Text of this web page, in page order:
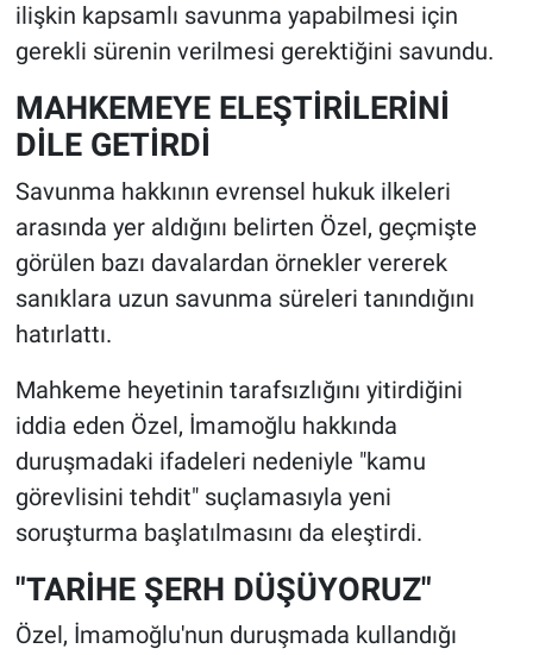
ilişkin kapsamlı savunma yapabilmesi için
gerekli sürenin verilmesi gerektiğini savundu.
MAHKEMEYE ELEŞTİRİLERİNİ
DİLE GETİRDİ
Savunma hakkının evrensel hukuk ilkeleri
arasında yer aldığını belirten Özel, geçmişte
görülen bazı davalardan örnekler vererek
sanıklara uzun savunma süreleri tanındığını
hatırlattı.
Mahkeme heyetinin tarafsızlığını yitirdiğini
iddia eden Özel, İmamoğlu hakkında
duruşmadaki ifadeleri nedeniyle "kamu
görevlisini tehdit" suçlamasıyla yeni
soruşturma başlatılmasını da eleştirdi.
"TARİHE ŞERH DÜŞÜYORUZ"
Özel, İmamoğlu'nun duruşmada kullandığı